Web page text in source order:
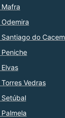
do Cacem
Vedras
Setúbal